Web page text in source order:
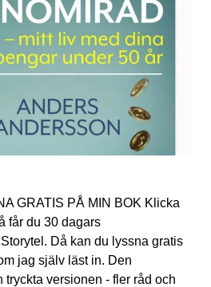
GRATIS PÅ MIN BOK Klicka
får du 30 dagars
Då kan du lyssna gratis
jag själv läst in. Den
tryckta versionen - fler råd och